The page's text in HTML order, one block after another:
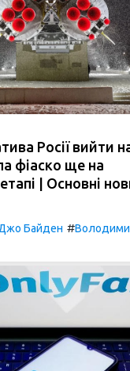
Росії вийти
фіаско ще на
| Основні
Байден #